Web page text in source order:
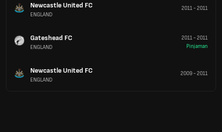
Newcastle United FC
ENGLAND
2011-2011
Gateshead FC
ENGLAND
2011-2011
Pinjaman
Newcastle United FC
ENGLAND
2009-2011